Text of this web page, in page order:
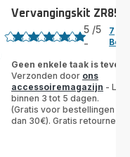
Vervangingskit
Beoordeling
met
5
sterren
(gemiddeld)
5 /5
-
7
Geen enkele taak is teveel!
Verzonden door ons
accessoiremagazijn -
binnen 3 tot 5 dagen.
(Gratis voor bestellingen
dan 30€). Gratis